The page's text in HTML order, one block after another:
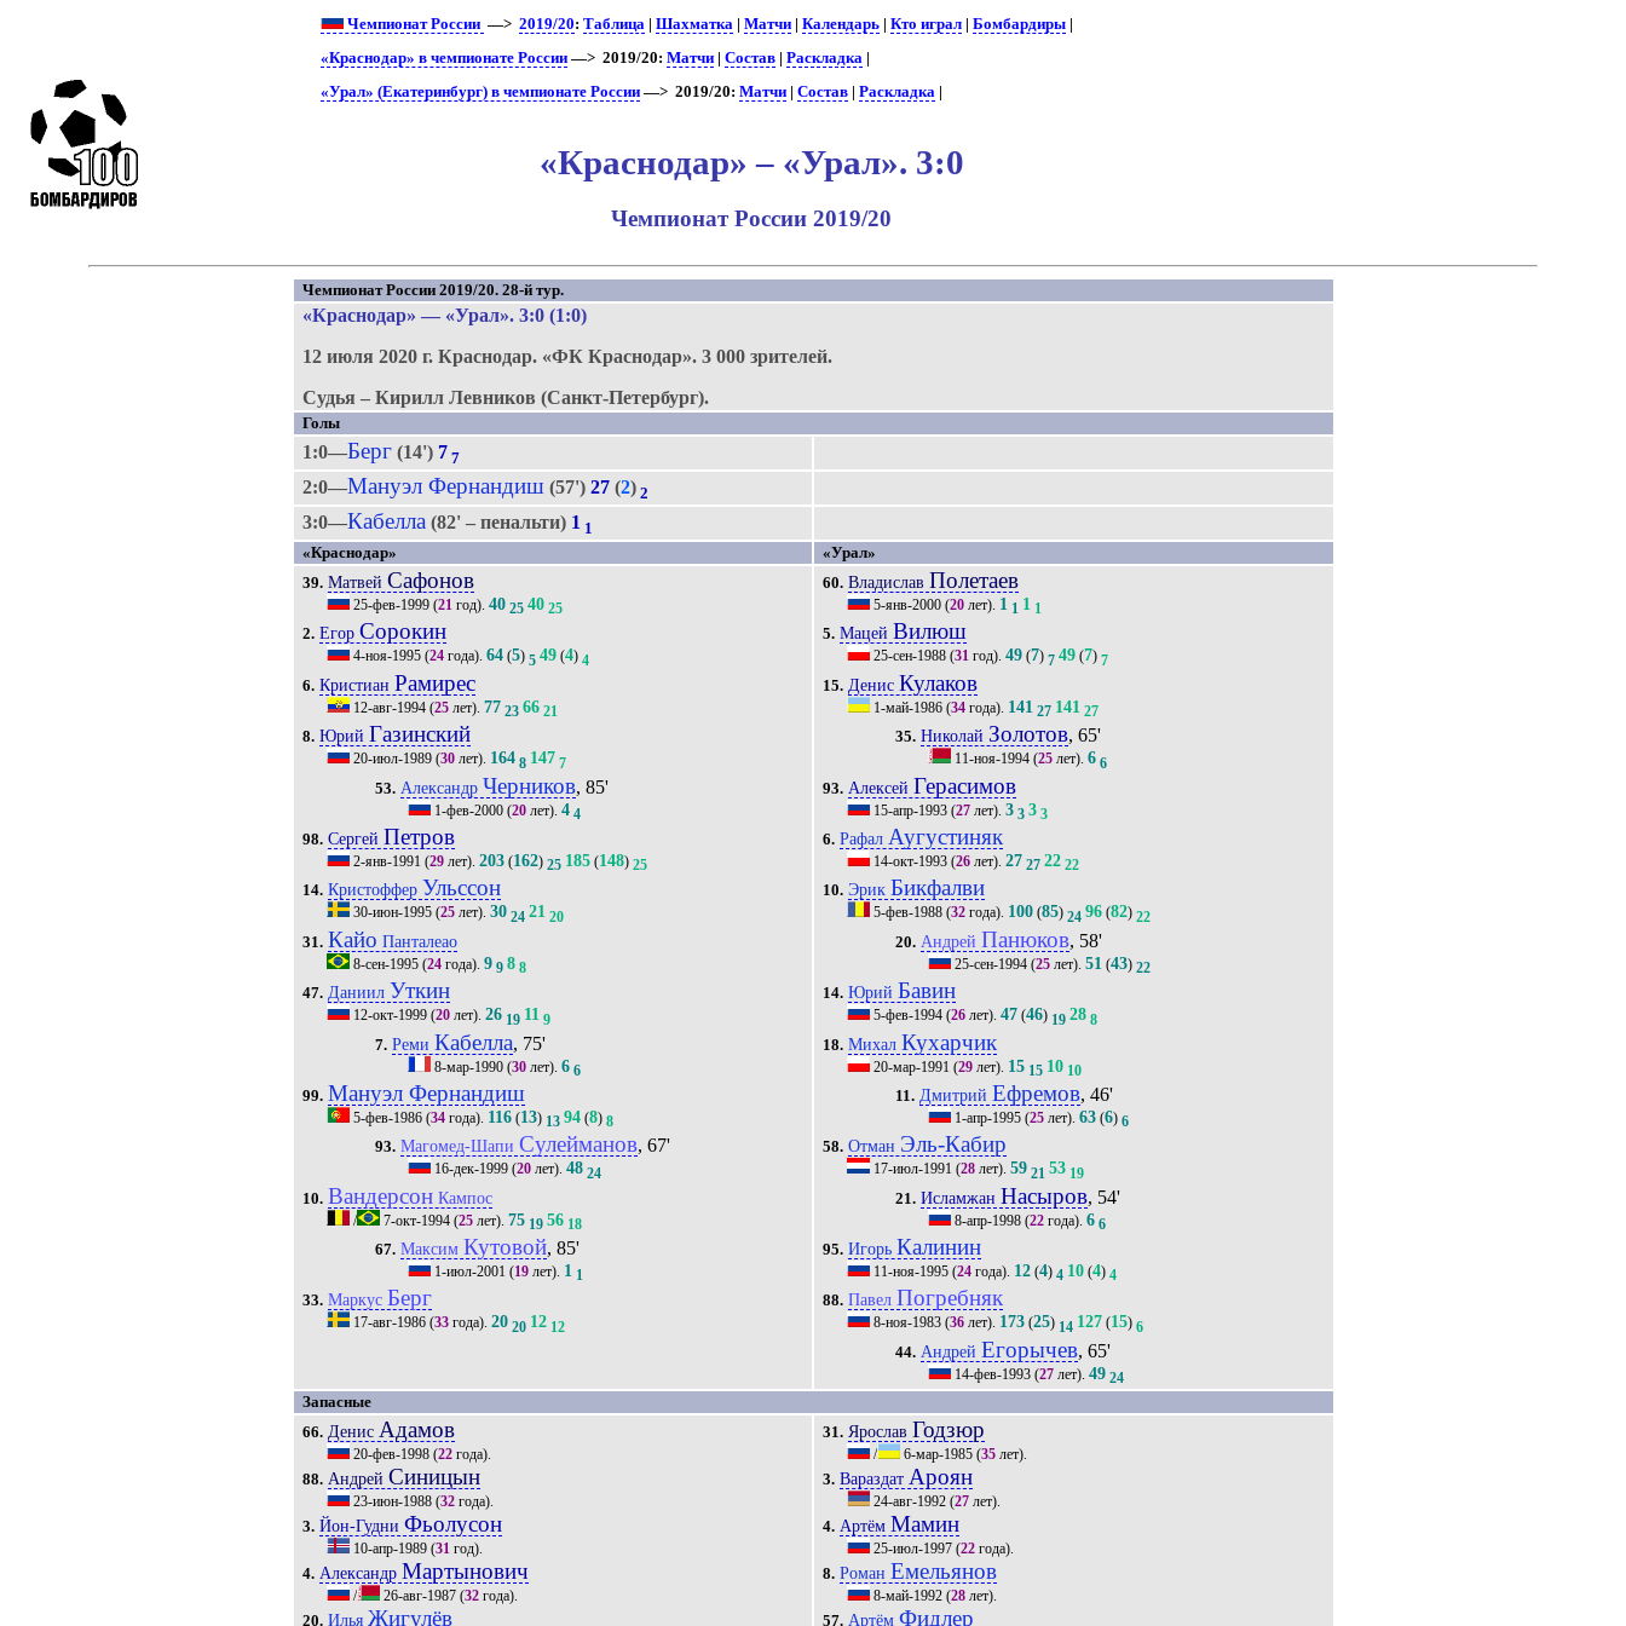
Чемпионат России —>2019/20:Таблица |Шахматка |Матчи |Календарь |Кто играл |Бомбардиры
«Краснодар» в чемпионате России —> 2019/20:Матчи |Состав |Раскладка |
«Урал» (Екатеринбург) в чемпионате России —> 2019/20:Матчи |Состав |Раскладка |
«Краснодар» – «Урал». 3:0
Чемпионат России 2019/20
Чемпионат России 2019/20. 28-й тур.
«Краснодар» — «Урал». 3:0 (1:0)
12 июля 2020 г.Краснодар. «ФК Краснодар».3 000 зрителей.
Судья – Кирилл Левников (Санкт-Петербург).
Голы
1:0—Берг (14') 7 7
2:0—Мануэл Фернандиш (57')27 (2) 2
3:0—Кабелла (82' – пенальти) 1 1
«Краснодар»
«Урал»
39. МатвейСафонов
25-фев-1999 (21 год).40 25 40 25
2. ЕгорСорокин
4-ноя-1995 (24 года).64 (5) 5 49 (4) 4
6. Кристиан Рамирес
12-авг-1994 (25 лет).77 23 66 21
8. Юрий Газинский
20-июл-1989 (30 лет). 164 8 147 7
53. Александр Черников, 85'
1-фев-2000(20лет). 4 4
98. Сергей Петров
2-янв-1991 (29 лет).203 (162) 25 185 (148) 25
14. Кристоффер Ульссон
30-июн-1995 (25 лет).30 24 21 20
31. Кайо Панталеао
8-сен-1995 (24 года).9 9 8 8
47. Даниил Уткин
12-окт-1999 (20 лет).26 19 11 9
7. Реми Кабелла, 75'
8-мар-1990(30лет). 6 6
99. Мануэл Фернандиш
5-фев-1986 (34 года). 116 (13) 13 94 (8) 8
93. Магомед-ШапиСулейманов, 67'
16-дек-1999(20лет). 48 24
10. Вандерсон Кампос
/ 7-окт-1994 (25 лет).75 19 56 18
67. Максим Кутовой, 85'
1-июл-2001 (19лет). 1 1
33. МаркусБерг
17-авг-1986 (33 года).20 20 12 12
60. Владислав Полетаев
5-янв-2000 (20 лет). 1 1 1 1
5. МацейВилюш
25-сен-1988 (31 год).49 (7) 7 49 (7) 7
15. Денис Кулаков
1-май-1986 (34 года). 141 27 141 27
35. Николай Золотов, 65'
11-ноя-1994(25лет). 6 6
93. Алексей Герасимов
15-апр-1993 (27 лет).3 3 3 3
6. Рафал Аугустиняк
14-окт-1993 (26 лет).27 27 22 22
10. ЭрикБикфалви
5-фев-1988 (32 года). 100 (85) 24 96 (82) 22
20. Андрей Панюков, 58'
25-сен-1994(25лет). 51 (43) 22
14. Юрий Бавин
5-фев-1994 (26 лет).47 (46) 19 28 8
18. Михал Кухарчик
20-мар-1991 (29 лет). 15 15 10 10
11. Дмитрий Ефремов, 46'
1-апр-1995(25лет). 63(6) 6
58. Отман Эль-Кабир
17-июл-1991 (28 лет).59 21 53 19
21. Исламжан Насыров, 54'
8-апр-1998(22года). 6 6
95. Игорь Калинин
11-ноя-1995 (24 года). 12 (4) 4 10 (4) 4
88. ПавелПогребняк
8-ноя-1983 (36 лет). 173 (25) 14 127 (15) 6
44. Андрей Егорычев, 65'
14-фев-1993(27лет). 49 24
Запасные
66. Денис Адамов
20-фев-1998 (22 года).
88. АндрейСиницын
23-июн-1988 (32 года).
3. Йон-ГудниФьолусон
10-апр-1989 (31 год).
4. Александр Мартынович
/ 26-авг-1987 (32 года).
20. Илья Жигулёв
31. Ярослав Годзюр
/ 6-мар-1985 (35 лет).
3. Вараздат Ароян
24-авг-1992 (27 лет).
4. Артём Мамин
25-июл-1997 (22 года).
8. Роман Емельянов
8-май-1992 (28 лет).
57. АртёмФидлер